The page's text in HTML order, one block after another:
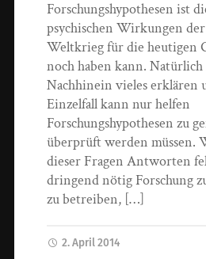
Forschungshypothesen ist
psychischen Wirkungen
Weltkrieg für die heutigen
noch haben kann.
Nachhinein vieles erklären
Einzelfall kann nur helfen
Forschungshypothesen zu
überprüft werden müssen.
dieser Fragen Antworten
dringend nötig Forschung
zu betreiben, […]
2. April 2014